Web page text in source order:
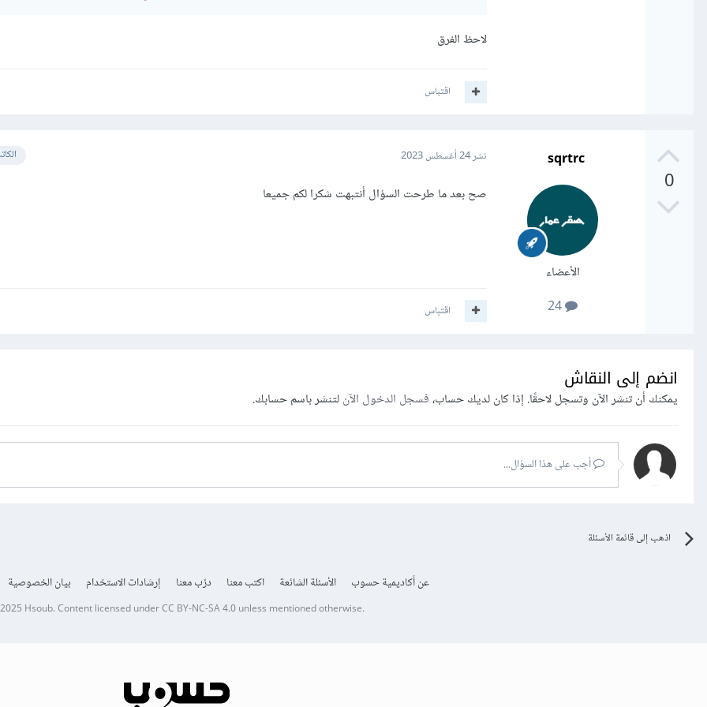
لاحظ الفرق
اقتباس
0
sqrtrc
الأعضاء
نشر24 أغسطس 2023
صح بعد ما طرحت السؤال أنتبهت شكرا لكم جميعا
اقتباس
انضم إلى النقاش
يمكنك أن تنشر الآن وتسجل لاحقًا. إذا كان لديك حساب،فسجل الدخول الآنلتنشر باسم حسابك.
أجب على هذا السؤال...
اذهب إلى قائمة الأسئلة
عن أكاديمية حسوب الأسئلة الشائعة اكتب معنا درّب معنا إرشادات الاستخدام بيان الخصوصية
Hsoub.Content licensed underCC BY-NC-SA 4.0unless mentioned otherwise.